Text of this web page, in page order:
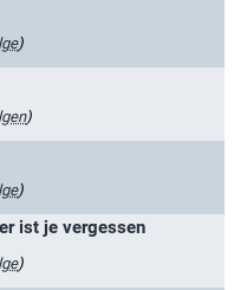
)
)
)
ist je vergessen
)